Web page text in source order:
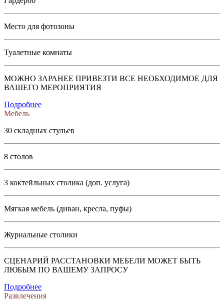
Место для фотозоны
Туалетные комнаты
МОЖНО ЗАРАНЕЕ ПРИВЕЗТИ ВСЕ НЕОБХОДИМОЕ ДЛЯ
ВАШЕГО МЕРОПРИЯТИЯ
Подробнее
Мебель
30 складных стульев
8 столов
3 коктейльных столика (доп. услуга)
Мягкая мебель (диван, кресла, пуфы)
Журнальные столики
СЦЕНАРИЙ РАССТАНОВКИ МЕБЕЛИ МОЖЕТ БЫТЬ
ЛЮБЫМ ПО ВАШЕМУ ЗАПРОСУ
Подробнее
Развлечения